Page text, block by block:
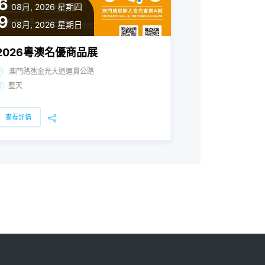
08月, 2026 星期四
08月, 2026 星期日
粵澳名優商品展
澳門路氹金光大道連貫公路
整天
查看詳情